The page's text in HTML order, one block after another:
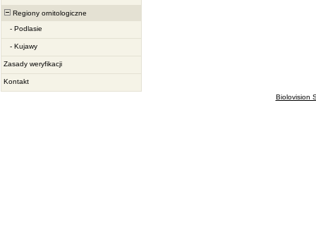
Regiony ornitologiczne
- Podlasie
- Kujawy
Zasady weryfikacji
Kontakt
Biolovision